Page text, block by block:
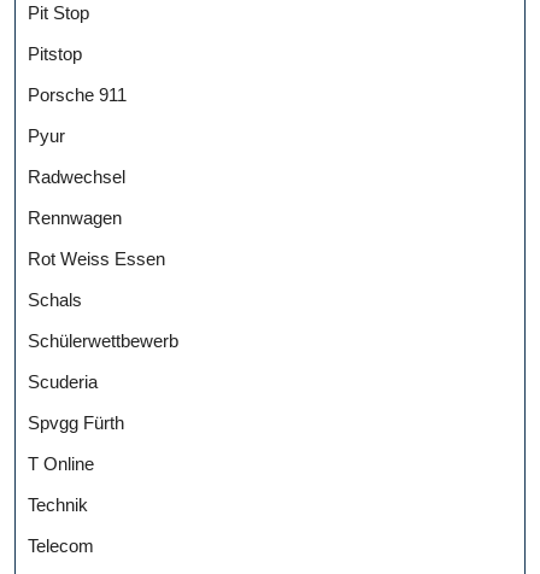
Pit Stop
Pitstop
Porsche 911
Pyur
Radwechsel
Rennwagen
Rot Weiss Essen
Schals
Schülerwettbewerb
Scuderia
Spvgg Fürth
T Online
Technik
Telecom